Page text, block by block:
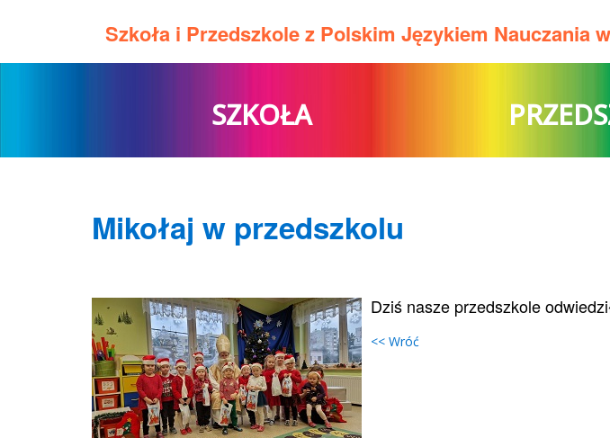
Szkoła i Przedszkole z Polskim Językiem Nauczania
SZKOŁA
Mikołaj w przedszkolu
Dziś nasze przedszkole
<< Wróć